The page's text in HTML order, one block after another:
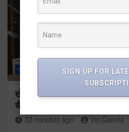
राज्य देहरादून
खेल महाकुंभ 2026ः 01 सितंबर से
चैंम्पियनशिप ट्रॉफी का मंच
32 minutes ago Viri Gairola
SIGN UP FOR